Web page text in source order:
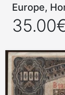
Europe,